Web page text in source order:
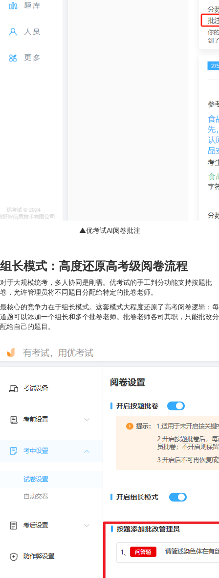
▲优考试AI阅卷批注
组长模式：高度还原高考级阅卷流程
对于大规模统考，多人协同是刚需。优考试的手工判分功能支持按题批
卷，允许管理员将不同题目分配给特定的批卷老师。
最核心的竞争力在于组长模式。这套模式大程度还原了高考阅卷逻辑：每
道题可以添加一个组长和多个批卷老师。批卷老师各司其职，只能批改分
配给自己的题目。